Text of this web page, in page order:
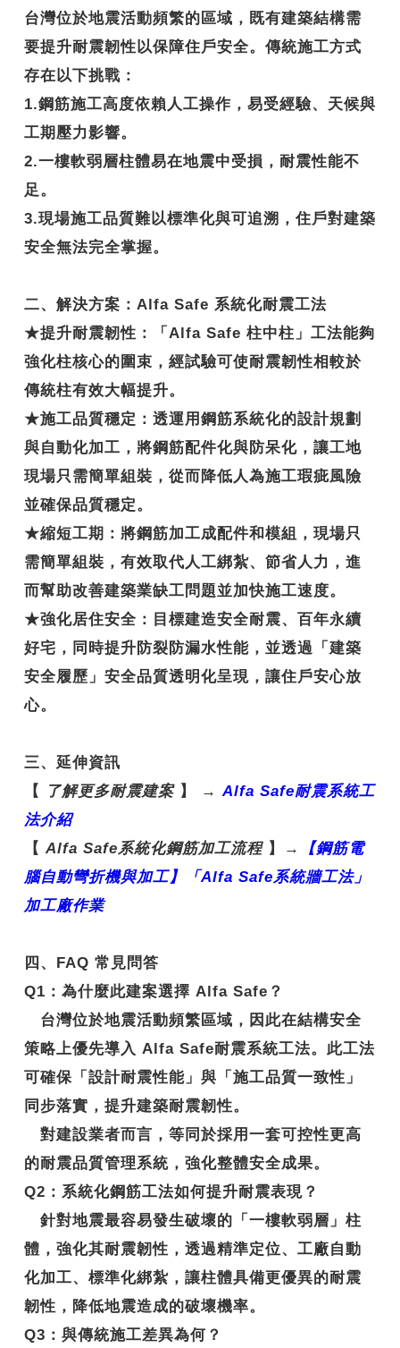
台灣位於地震活動頻繁的區域，既有建築結構需
要提升耐震韌性以保障住戶安全。傳統施工方式
存在以下挑戰：
1.鋼筋施工高度依賴人工操作，易受經驗、天候與
工期壓力影響。
2.一樓軟弱層柱體易在地震中受損，耐震性能不
足。
3.現場施工品質難以標準化與可追溯，住戶對建築
安全無法完全掌握。
二、解決方案：Alfa Safe 系統化耐震工法
★提升耐震韌性 ：「Alfa Safe 柱中柱」工法能夠
強化柱核心的圍束，經試驗可使耐震韌性相較於
傳統柱有效大幅提升。
★施工品質穩定 ：透運用鋼筋系統化的設計規劃
與自動化加工，將鋼筋配件化與防呆化，讓工地
現場只需簡單組裝，從而降低人為施工瑕疵風險
並確保品質穩定。
★縮短工期 ：將鋼筋加工成配件和模組，現場只
需簡單組裝，有效取代人工綁紮、節省人力，進
而幫助改善建築業缺工問題並加快施工速度。
★強化居住安全 ：目標建造安全耐震、百年永續
好宅，同時提升防裂防漏水性能，並透過「建築
安全履歷」安全品質透明化呈現，讓住戶安心放
心。
三、延伸資訊
【
了解更多耐震建案 】 →Alfa Safe耐震系統工
法介紹
【 Alfa Safe系統化鋼筋加工流程 】 → 【鋼筋電
腦自動彎折機與加工】「Alfa Safe系統牆工法」
加工廠作業
四、FAQ 常見問答
Q1 ： 為什麼此建案選擇 Alfa Safe？
台灣位於地震活動頻繁區域，因此在結構安全
策略上優先導入 Alfa Safe耐震系統工法。此工法
可確保「設計耐震性能」與「施工品質一致性」
同步落實，提升建築耐震韌性。
對建設業者而言，等同於採用一套可控性更高
的耐震品質管理系統，強化整體安全成果。
Q2 ：系統化鋼筋工法如何提升耐震表現？
針對地震最容易發生破壞的「一樓軟弱層」柱
體，強化其耐震韌性，透過精準定位、工廠自動
化加工、標準化綁紮，讓柱體具備更優異的耐震
韌性 ，降低地震造成的破壞機率。
Q3 ：與傳統施工差異為何？